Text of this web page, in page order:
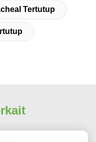
Tertutup